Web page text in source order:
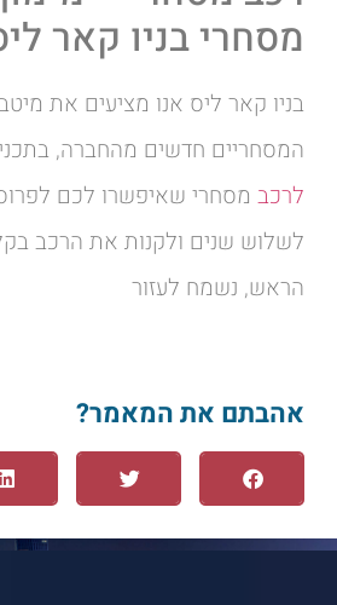
מסחרי בניו קאר
בניו קאר ליס אנו מציעים את
המסחריים חדשים מהחברה,
לרכב מסחרי שאיפשרו לכם
לשלוש שנים ולקנות את הרכב
הראש, נשמח לעזור
אהבתם את המאמר?